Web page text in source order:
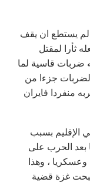
لم يستطع ان يقف
ثأرا لمقتل
ضربات قاسية لما
جزءا من
منفردا فايران
الإقليم بسبب
بعد الحرب على
، وهذا
غزة قضية